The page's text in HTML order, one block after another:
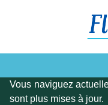
Vous naviguez
sont plus mises à jour.